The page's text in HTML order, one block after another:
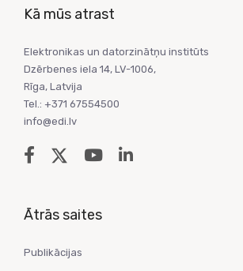
Kā mūs atrast
Elektronikas un datorzinātņu institūts
Dzērbenes iela 14, LV-1006,
Rīga, Latvija
Tel.: +371 67554500
info@edi.lv
Ātrās saites
Publikācijas